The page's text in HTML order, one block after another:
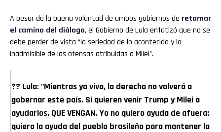
A pesar de la buena voluntad de ambos gobiernos de retomar
el camino del diálogo, el Gobierno de Lula enfatizó que no se
debe perder de vista “la seriedad de lo acontecido y lo
inadmisible de las ofensas atribuidas a Milei”.
?? Lula: "Mientras yo viva, la derecha no volverá a
gobernar este país. Si quieren venir Trump y Milei a
ayudarlos, QUE VENGAN. Yo no quiero ayuda de afuera:
quiero la ayuda del pueblo brasileño para mantener la